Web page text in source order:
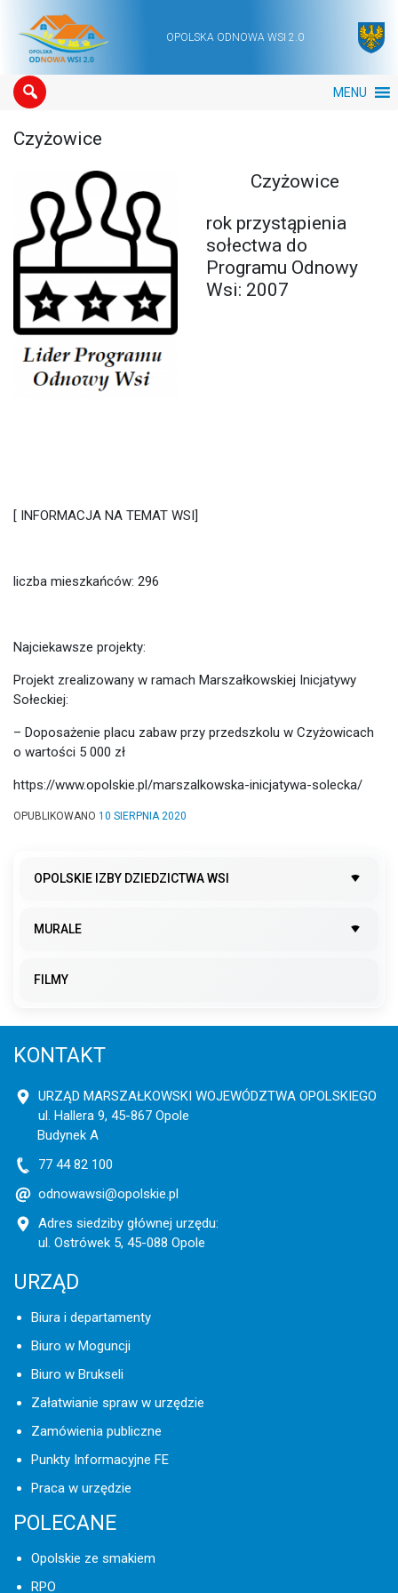
Main NavigationOPOLSKA ODNOWA WSI 2.0
MENU
Czyżowice
Czyżowice
rok przystąpienia
sołectwa do
Programu Odnowy
Wsi: 2007
[ INFORMACJA NA TEMAT WSI]
liczba mieszkańców: 296
Najciekawsze projekty:
Projekt zrealizowany w ramach Marszałkowskiej Inicjatywy
Sołeckiej:
– Doposażenie placu zabaw przy przedszkolu w Czyżowicach
o wartości 5 000 zł
https://www.opolskie.pl/marszalkowska-inicjatywa-solecka/
OPUBLIKOWANO 10 SIERPNIA 2020
OPOLSKIE IZBY DZIEDZICTWA WSI
MURALE
FILMY
KONTAKT
URZĄD MARSZAŁKOWSKI WOJEWÓDZTWA OPOLSKIEGO
ul. Hallera 9, 45-867 Opole
Budynek A
77 44 82 100
odnowawsi@opolskie.pl
Adres siedziby głównej urzędu:
ul. Ostrówek 5, 45-088 Opole
URZĄD
Biura i departamenty
Biuro w Moguncji
Biuro w Brukseli
Załatwianie spraw w urzędzie
Zamówienia publiczne
Punkty Informacyjne FE
Praca w urzędzie
POLECANE
Opolskie ze smakiem
RPO